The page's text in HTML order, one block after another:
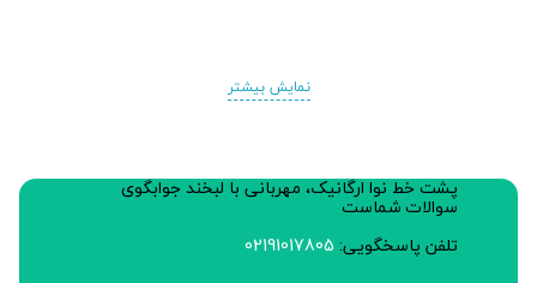
نمایش بیشتر
پشت خط نوا ارگانیک، مهربانی با لبخند جوابگوی
سوالات شماست
تلفن پاسخگویی: 02191017805